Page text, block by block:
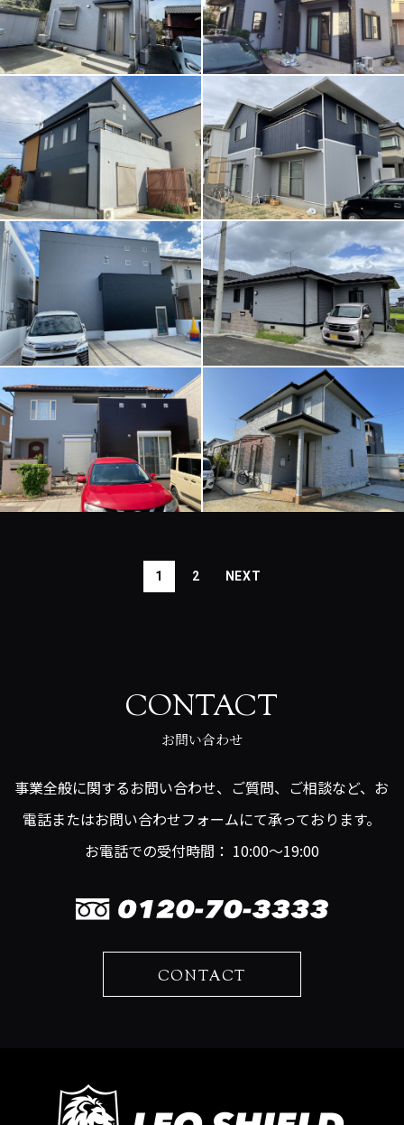
1 2
CONTACT
お問い合わせ
事業全般に関するお問い合わせ、ご質問、ご相談など、お
電話またはお問い合わせフォームにて承っております。
お電話での受付時間： 10:00～19:00
CONTACT